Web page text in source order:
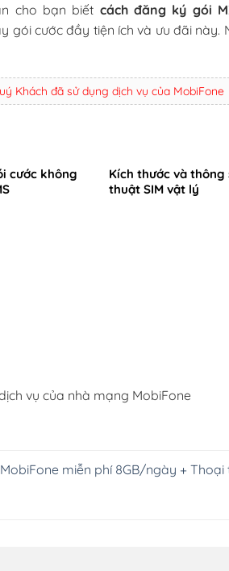
cho bạn biết cách đăng ký gói
gói cước đầy tiện ích và ưu đãi này.
Khách đã sử dụng dịch vụ của MobiFone
cước không
Kích thước và thông
thuật SIM vật lý
vụ của nhà mạng MobiFone
miễn phí 8GB/ngày +